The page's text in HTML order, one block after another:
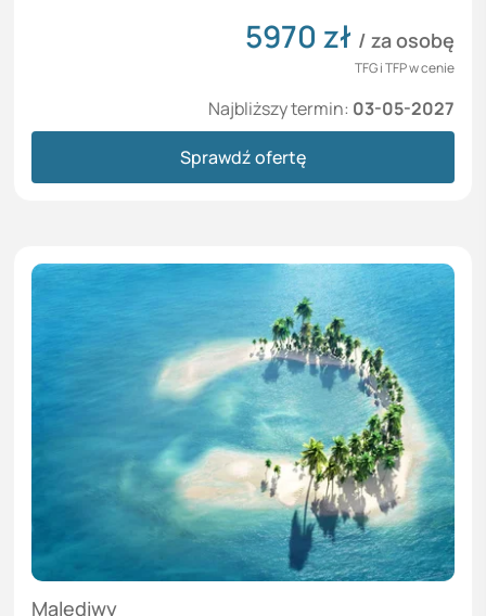
5970 zł / za osobę
TFG i TFP w cenie
Najbliższy termin: 03-05-2027
Sprawdź ofertę
Malediwy